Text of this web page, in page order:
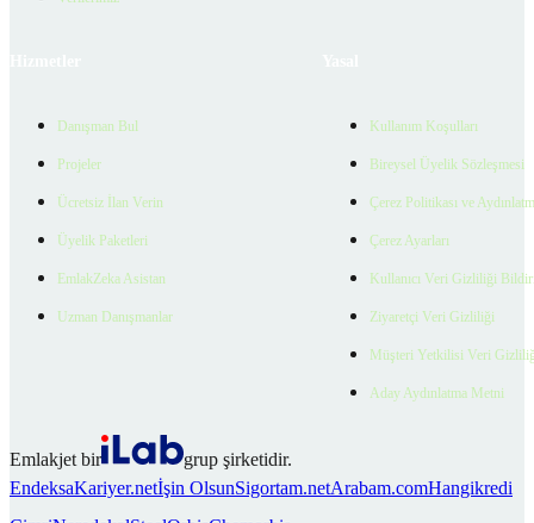
Danışman Bul
Projeler
Ücretsiz İlan Verin
Üyelik Paketleri
EmlakZeka Asistan
Uzman Danışmanlar
Kullanım Koşulları
Bireysel Üyelik Sözleşmesi
Çerez Politikası ve
Çerez Ayarları
Kullanıcı Veri Gizliliği
Ziyaretçi Veri Gizliliği
Müşteri Yetkilisi Veri
Aday Aydınlatma Metni
Emlakjet bir
grup şirketidir.
EndeksaKariyer.netİşin OlsunSigortam.netArabam.comHangikredi